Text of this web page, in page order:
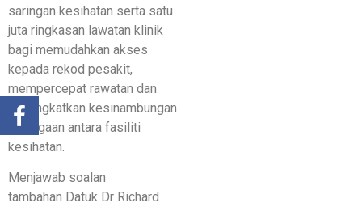
saringan kesihatan serta satu
juta ringkasan lawatan klinik
bagi memudahkan akses
kepada rekod pesakit,
mempercepat rawatan dan
meningkatkan kesinambungan
penjagaan antara fasiliti
kesihatan.
Menjawab soalan
tambahan Datuk Dr Richard